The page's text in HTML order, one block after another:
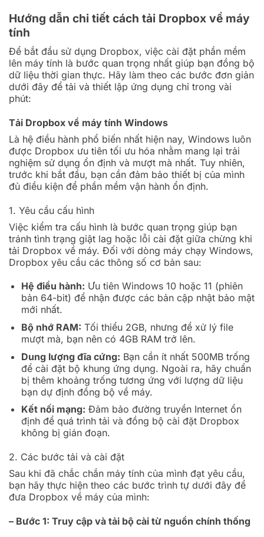
Hướng dẫn chi tiết cách tải Dropbox về máy
tính
Để bắt đầu sử dụng Dropbox, việc cài đặt phần mềm
lên máy tính là bước quan trọng nhất giúp bạn đồng bộ
dữ liệu thời gian thực. Hãy làm theo các bước đơn giản
dưới đây để tải và thiết lập ứng dụng chỉ trong vài
phút:
Tải Dropbox về máy tính Windows
Là hệ điều hành phổ biến nhất hiện nay, Windows luôn
được Dropbox ưu tiên tối ưu hóa nhằm mang lại trải
nghiệm sử dụng ổn định và mượt mà nhất. Tuy nhiên,
trước khi bắt đầu, bạn cần đảm bảo thiết bị của mình
đủ điều kiện để phần mềm vận hành ổn định.
1. Yêu cầu cấu hình
Việc kiểm tra cấu hình là bước quan trọng giúp bạn
tránh tình trạng giật lag hoặc lỗi cài đặt giữa chừng khi
tải Dropbox về máy. Đối với dòng máy chạy Windows,
Dropbox yêu cầu các thông số cơ bản sau:
Hệ điều hành: Ưu tiên Windows 10 hoặc 11 (phiên
bản 64-bit) để nhận được các bản cập nhật bảo mật
mới nhất.
Bộ nhớ RAM: Tối thiểu 2GB, nhưng để xử lý file
mượt mà, bạn nên có 4GB RAM trở lên.
Dung lượng đĩa cứng: Bạn cần ít nhất 500MB trống
để cài đặt bộ khung ứng dụng. Ngoài ra, hãy chuẩn
bị thêm khoảng trống tương ứng với lượng dữ liệu
bạn dự định đồng bộ về máy.
Kết nối mạng: Đảm bảo đường truyền Internet ổn
định để quá trình tải và đồng bộ cài đặt Dropbox
không bị gián đoạn.
2. Các bước tải và cài đặt
Sau khi đã chắc chắn máy tính của mình đạt yêu cầu,
bạn hãy thực hiện theo các bước trình tự dưới đây để
đưa Dropbox về máy của mình:
– Bước 1: Truy cập và tải bộ cài từ nguồn chính thống